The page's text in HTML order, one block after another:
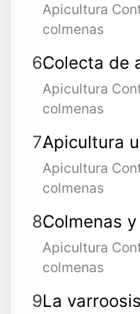
Apicultura
colmenas
Colecta de
Apicultura
colmenas
Apicultura
Apicultura
colmenas
Colmenas
Apicultura
colmenas
La varroosis